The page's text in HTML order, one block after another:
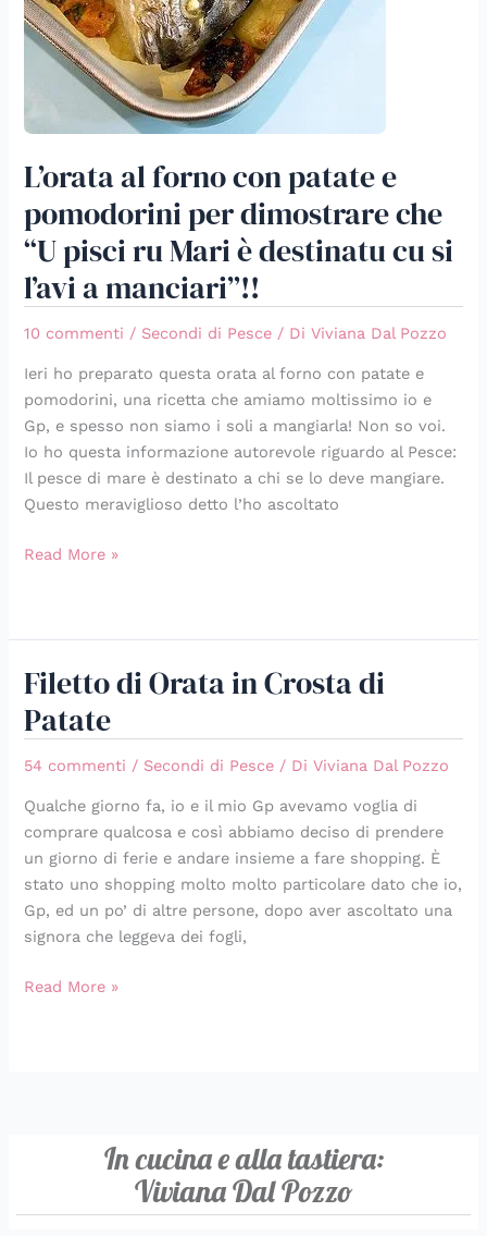
L’orata al forno con patate e
pomodorini per dimostrare che
“U pisci ru Mari è destinatu cu si
l’avi a manciari”!!
10 commenti / Secondi di Pesce / DiViviana Dal Pozzo
Ieri ho preparato questa orata al forno con patate e
pomodorini, una ricetta che amiamo moltissimo io e
Gp, e spesso non siamo i soli a mangiarla! Non so voi.
Io ho questa informazione autorevole riguardo al Pesce:
Il pesce di mare è destinato a chi se lo deve mangiare.
Questo meraviglioso detto l’ho ascoltato
cu
si
manciari”!!
Read More »
Filetto di Orata in Crosta di
Patate
54 commenti / Secondi di Pesce / DiViviana Dal Pozzo
Qualche giorno fa, io e il mio Gp avevamo voglia di
comprare qualcosa e così abbiamo deciso di prendere
un giorno di ferie e andare insieme a fare shopping. È
stato uno shopping molto molto particolare dato che io,
Gp, ed un po’ di altre persone, dopo aver ascoltato una
signora che leggeva dei fogli,
Filetto
Orata
di
Patate
Read More »
In cucina e alla tastiera:
Viviana Dal Pozzo